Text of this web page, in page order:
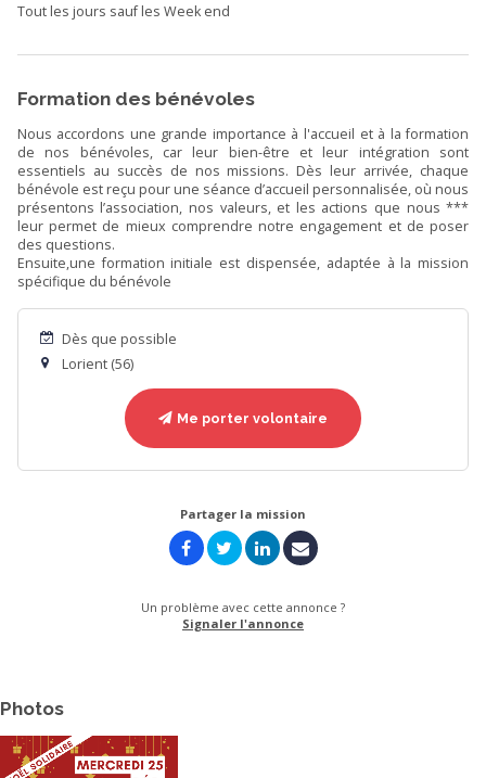
Tout les jours sauf les Week end
Formation des bénévoles
Nous accordons une grande importance à l'accueil et à la formation
de nos bénévoles, car leur bien-être et leur intégration sont
essentiels au succès de nos missions. Dès leur arrivée, chaque
bénévole est reçu pour une séance d’accueil personnalisée, où nous
présentons l’association, nos valeurs, et les actions que nous ***
leur permet de mieux comprendre notre engagement et de poser
des questions.
Ensuite,une formation initiale est dispensée, adaptée à la mission
spécifique du bénévole
Dès que possible
Lorient (56)
Me porter volontaire
Partager la mission
Un problème avec cette annonce ?
Signaler l'annonce
Photos